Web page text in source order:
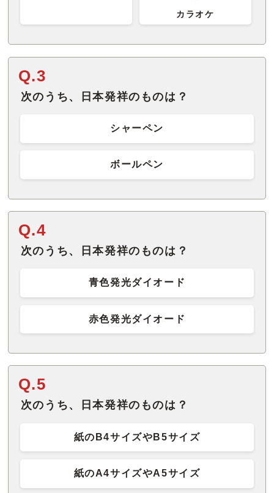
カラオケ
Q.3
次のうち、日本発祥のものは？
シャーペン
ボールペン
Q.4
次のうち、日本発祥のものは？
青色発光ダイオード
赤色発光ダイオード
Q.5
次のうち、日本発祥のものは？
紙のB4サイズやB5サイズ
紙のA4サイズやA5サイズ